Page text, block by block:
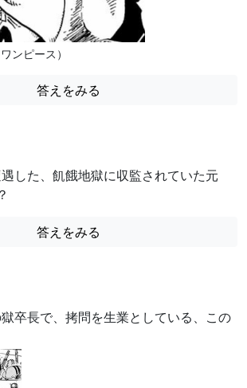
ンピース）
答えをみる
した、飢餓地獄に収監されていた元
答えをみる
卒長で、拷問を生業としている、この